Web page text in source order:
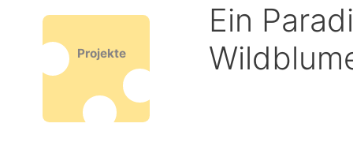
Projekte
Ein